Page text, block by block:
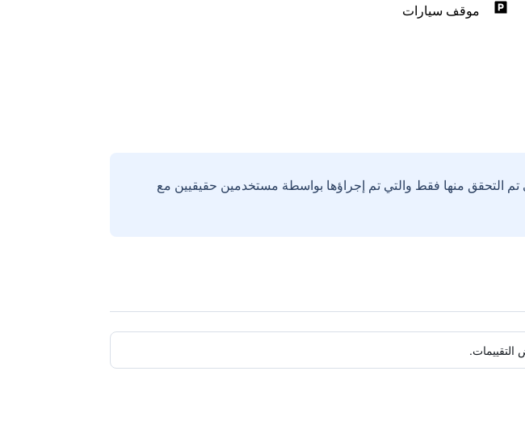
موقف سيارات
التحقق منها فقط والتي تم إجراؤها بواسطة مستخدمين حقيقيين مع